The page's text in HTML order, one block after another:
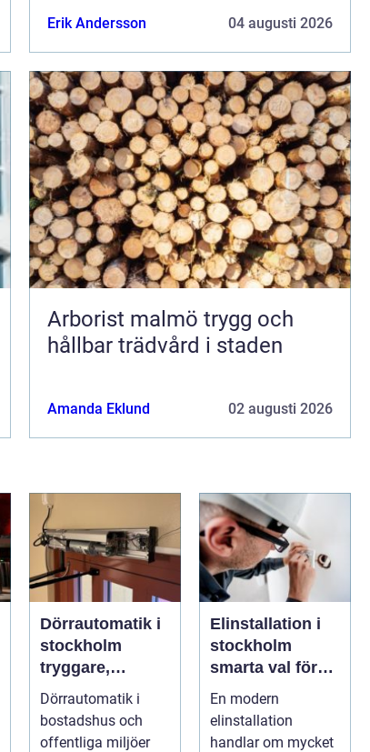
Erik Andersson 04 augusti 2026
Arborist malmö trygg och
hållbar trädvård i staden
Amanda Eklund 02 augusti 2026
Dörrautomatik i
stockholm
tryggare,
smidigare och
mer tillgängliga
entréer
Dörrautomatik i
bostadshus och
offentliga miljöer
Elinstallation i
stockholm
smarta val för
säkra och
energieffektiva
fastigheter
En modern
elinstallation
handlar om mycket